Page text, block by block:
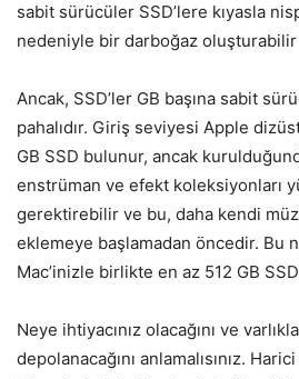
sabit sürücüler SSD’lere kıyasla
nedeniyle bir darboğaz
Ancak, SSD’ler GB başına sabit
pahalıdır. Giriş seviyesi Apple
GB SSD bulunur, ancak
enstrüman ve efekt koleksiyonları
gerektirebilir ve bu, daha kendi
eklemeye başlamadan öncedir. Bu
Mac’inizle birlikte en az 512 GB
Neye ihtiyacınız olacağını ve
depolanacağını anlamalısınız.